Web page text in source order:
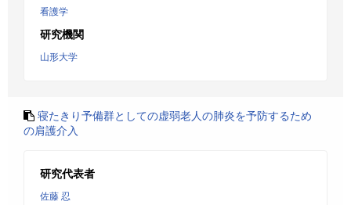
看護学
研究機関
山形大学
寝たきり予備群としての虚弱老人の肺炎を予防するため
の肩護介入
研究代表者
佐藤 忍